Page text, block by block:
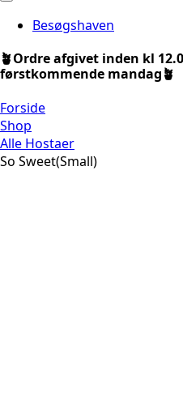
Besøgshaven
🪴Ordre afgivet inden kl
førstkommende mandag🪴
Forside
Shop
Alle Hostaer
So Sweet(Small)